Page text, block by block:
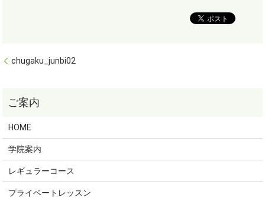
chugaku_junbi02
HOME
学院案内
レギュラーコース
プライベートレッスン